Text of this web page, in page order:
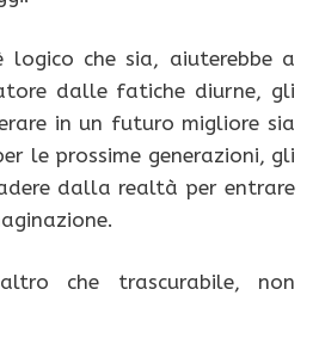
logico che sia, aiuterebbe a
dalle fatiche diurne, gli
in un futuro migliore sia
le prossime generazioni, gli
dalla realtà per entrare
che trascurabile, non